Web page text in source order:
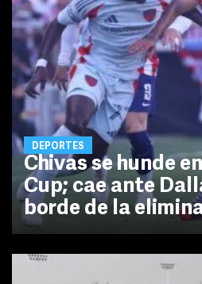
DEPORTES
Chivas se hunde
Cup; cae ante
borde de la